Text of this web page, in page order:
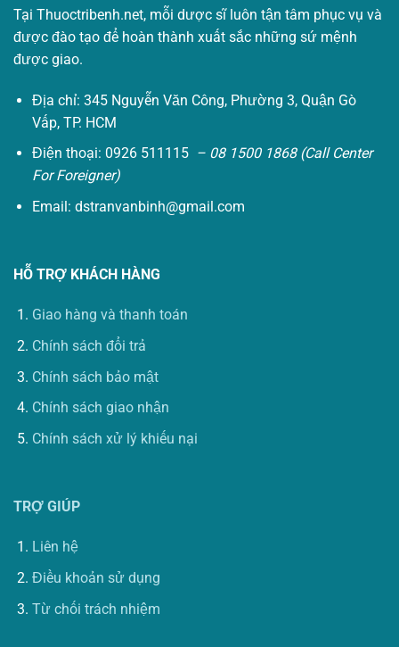
Tại Thuoctribenh.net, mỗi dược sĩ luôn tận tâm phục vụ và
được đào tạo để hoàn thành xuất sắc những sứ mệnh
được giao.
Địa chỉ: 345 Nguyễn Văn Công, Phường 3, Quận Gò
Vấp, TP. HCM
Điện thoại: 0926 511115 – 08 1500 1868 (Call Center
For Foreigner)
Email: dstranvanbinh@gmail.com
HỖ TRỢ KHÁCH HÀNG
Giao hàng và thanh toán
Chính sách đổi trả
Chính sách bảo mật
Chính sách giao nhận
Chính sách xử lý khiếu nại
TRỢ GIÚP
Liên hệ
Điều khoản sử dụng
Từ chối trách nhiệm